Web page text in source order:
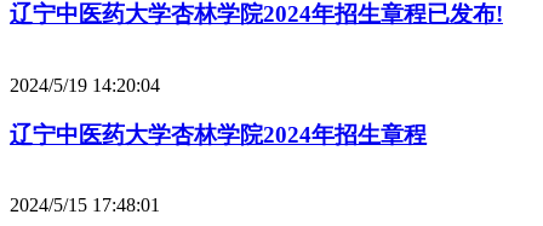
辽宁中医药大学杏林学院2024年招生章程已发布!
2024/5/19 14:20:04
辽宁中医药大学杏林学院2024年招生章程
2024/5/15 17:48:01